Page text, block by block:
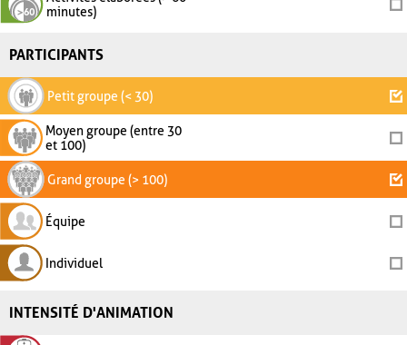
minutes)
PARTICIPANTS
Petit groupe (< 30)
Moyen groupe (entre 30
et 100)
Grand groupe (> 100)
Équipe
Individuel
INTENSITÉ D'ANIMATION